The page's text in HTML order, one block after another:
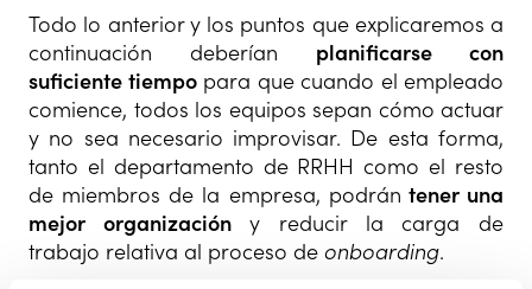
Todo lo anterior y los puntos que explicaremos a
continuación deberían planificarse con
suficiente tiempopara que cuando el empleado
comience, todos los equipos sepan cómo actuar
y no sea necesario improvisar. De esta forma,
tanto el departamento de RRHH como el resto
de miembros de la empresa, podrán tener una
mejor organizacióny reducir la carga de
trabajo relativa al proceso de onboarding.